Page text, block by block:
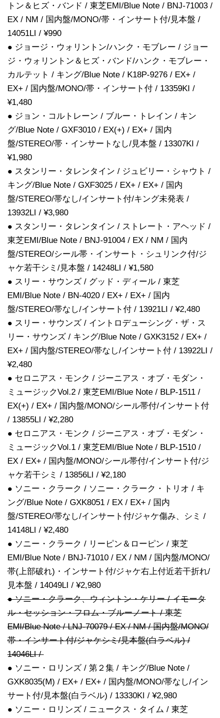
トン＆ヒズ・バンド / 東芝EMI/Blue Note / BNJ-71003 /
EX / NM / 国内盤/MONO/帯・インサート付/見本盤 /
14051LI / ¥990
● ジョージ・ウォリントン/ハンク・モブレー / ジョー
ジ・ウォリントン＆ヒズ・バンド/ハンク・モブレー・
カルテット / キング/Blue Note / K18P-9276 / EX+ /
EX+ / 国内盤/MONO/帯・インサート付 / 13359KI /
¥1,480
● ジョン・コルトレーン / ブルー・トレイン / キン
グ/Blue Note / GXF3010 / EX(+) / EX+ / 国内
盤/STEREO/帯・インサートなし/見本盤 / 13307KI /
¥1,980
● スタンリー・タレンタイン / ジュビリー・シャウト /
キング/Blue Note / GXF3025 / EX+ / EX+ / 国内
盤/STEREO/帯なし/インサート付/キング未発表 /
13932LI / ¥3,980
● スタンリー・タレンタイン / ストレート・アヘッド /
東芝EMI/Blue Note / BNJ-91004 / EX / NM / 国内
盤/STEREO/シール帯・インサート・シュリンク付/ジ
ャケ若干シミ/見本盤 / 14248LI / ¥1,580
● スリー・サウンズ / グッド・ディール / 東芝
EMI/Blue Note / BN-4020 / EX+ / EX+ / 国内
盤/STEREO/帯なし/インサート付 / 13921LI / ¥2,480
● スリー・サウンズ / イントロデューシング・ザ・ス
リー・サウンズ / キング/Blue Note / GXK3152 / EX+ /
EX+ / 国内盤/STEREO/帯なし/インサート付 / 13922LI /
¥2,480
● セロニアス・モンク / ジーニアス・オブ・モダン・
ミュージックVol.2 / 東芝EMI/Blue Note / BLP-1511 /
EX(+) / EX+ / 国内盤/MONO/シール帯付/インサート付
/ 13855LI / ¥2,280
● セロニアス・モンク / ジーニアス・オブ・モダン・
ミュージックVol.1 / 東芝EMI/Blue Note / BLP-1510 /
EX / EX+ / 国内盤/MONO/シール帯付/インサート付/ジ
ャケ若干シミ / 13856LI / ¥2,180
● ソニー・クラーク / ソニー・クラーク・トリオ / キ
ング/Blue Note / GXK8051 / EX / EX+ / 国内
盤/STEREO/帯なし/インサート付/ジャケ傷み、シミ /
14148LI / ¥2,480
● ソニー・クラーク / リーピン＆ローピン / 東芝
EMI/Blue Note / BNJ-71010 / EX / NM / 国内盤/MONO/
帯(上部破れ)・インサート付/ジャケ右上付近若干折れ/
見本盤 / 14049LI / ¥2,980
● ソニー・クラーク、ウィントン・ケリー / イモータ
ル・セッション・フロム・ブルーノート / 東芝
EMI/Blue Note / LNJ-70079 / EX / NM / 国内盤/MONO/
帯・インサート付/ジャケシミ/見本盤(白ラベル) /
14046LI /
● ソニー・ロリンズ / 第２集 / キング/Blue Note /
GXK8035(M) / EX+ / EX+ / 国内盤/MONO/帯なし/イン
サート付/見本盤(白ラベル) / 13330KI / ¥2,980
● ソニー・ロリンズ / ニュークス・タイム / 東芝